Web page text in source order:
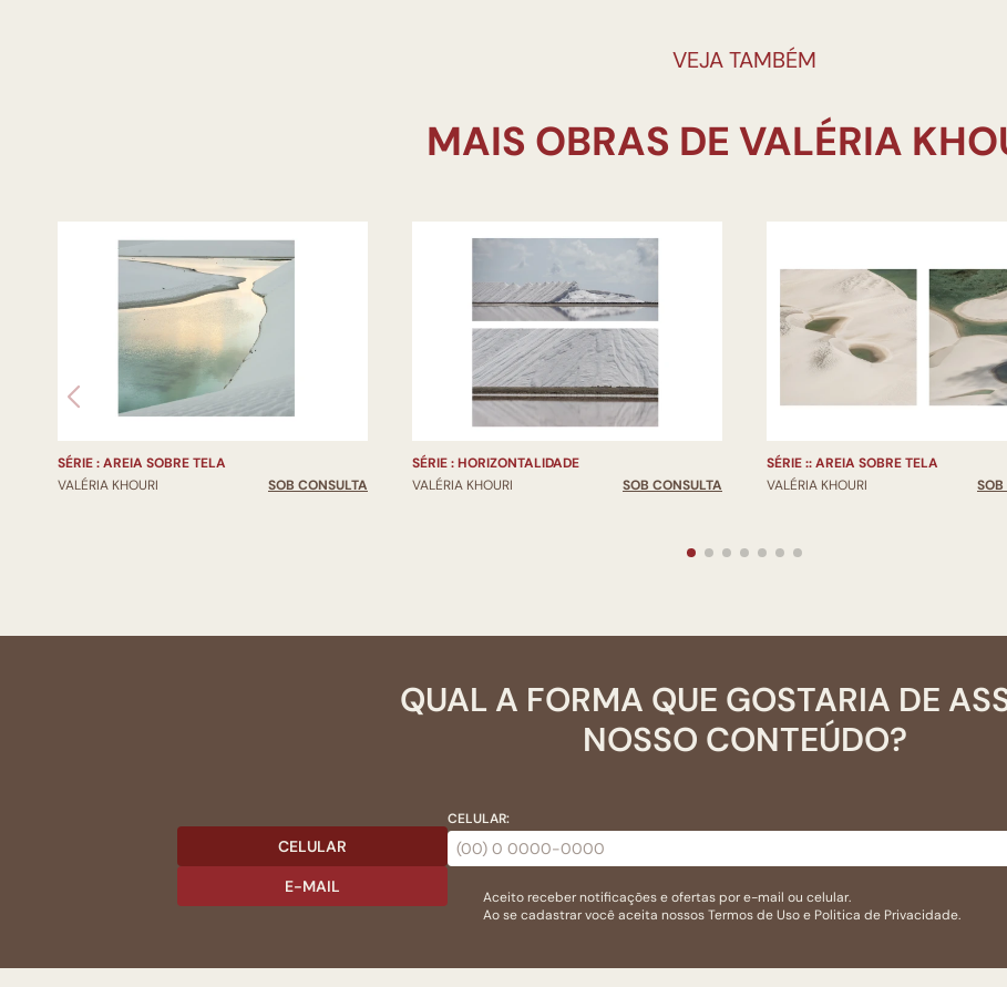
VEJA TAMBÉM
SÉRIE : AREIA SOBRE TELA
VALÉRIA KHOURI
SOB CONSULTA
SÉRIE : HORIZONTALIDADE
VALÉRIA KHOURI
SOB CONSULTA
SÉRIE :: AREIA SOBRE TELA
VALÉRIA KHOURI
SOB
QUAL A FORMA QUE GOSTARIA DE
NOSSO CONTEÚDO?
CELULAR
E-MAIL
CELULAR:
Aceito receber notificações e ofertas por e-mail ou celular.
Ao se cadastrar você aceita nossosTermos de Usoe Politica de Privacidade.